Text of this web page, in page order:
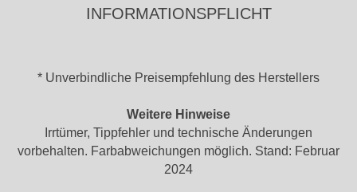
INFORMATIONSPFLICHT
* Unverbindliche Preisempfehlung des Herstellers
Weitere Hinweise
Irrtümer, Tippfehler und technische Änderungen
vorbehalten. Farbabweichungen möglich. Stand: Februar
2024